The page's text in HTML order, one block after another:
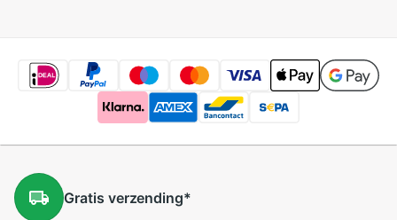
Gratis verzending*